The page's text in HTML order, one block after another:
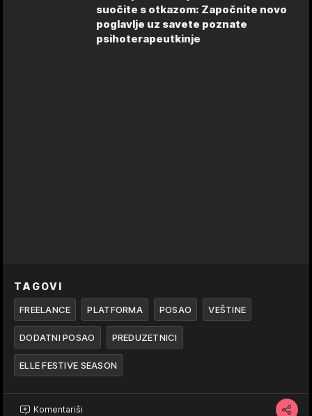
suočite s otkazom: Započnite novo
poglavlje uz savete poznate
psihoterapeutkinje
TAGOVI
FREELANCE PLATFORMA POSAO VEŠTINE
DODATNI POSAO PREDUZETNICI
ELLE FESTIVE SEASON
Komentariši